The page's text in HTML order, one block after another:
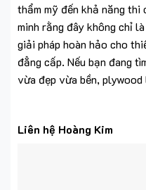
thẩm mỹ đến khả năng
minh rằng đây không chỉ
giải pháp hoàn hảo cho
đẳng cấp. Nếu bạn đang
vừa đẹp vừa bền, plywood
Liên hệ Hoàng Kim